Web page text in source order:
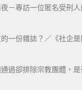
－專訪一位匿名受刑
的一份雜誌？／《社企
通過卻排除宗教團體，